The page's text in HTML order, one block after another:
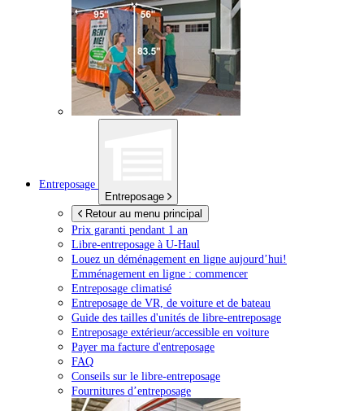
Entreposage
Entreposage
Retour au menu principal
Prix garanti pendant 1 an
Libre-entreposage à U-Haul
Louez un déménagement en ligne aujourd’hui!
Emménagement en ligne : commencer
Entreposage climatisé
Entreposage de VR, de voiture et de bateau
Guide des tailles d'unités de libre-entreposage
Entreposage extérieur/accessible en voiture
Payer ma facture d'entreposage
FAQ
Conseils sur le libre-entreposage
Fournitures d’entreposage